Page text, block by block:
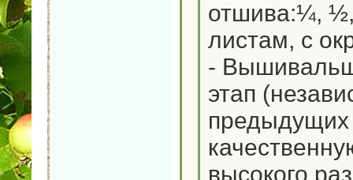
отшива:¼,
листам, с
-
этап
предыдущих
высокого